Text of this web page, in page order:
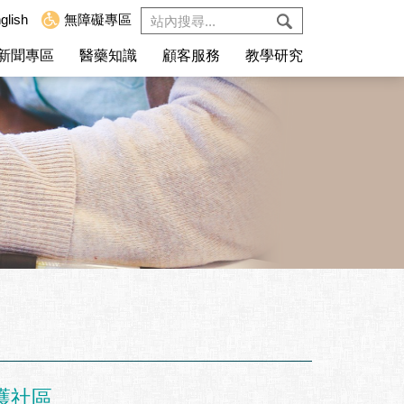
聞專區 醫藥知識 顧客服務 教學研究
無障礙專區
社區